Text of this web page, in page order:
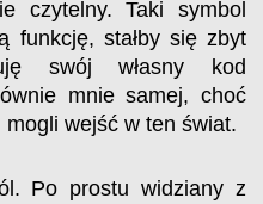
czytelny. Taki symbol
funkcję, stałby się zbyt
swój własny kod
mnie samej, choć
wejść w ten świat.
Po prostu widziany z